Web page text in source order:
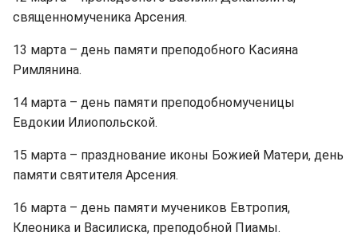
священномученика Арсения.
13 марта – день памяти преподобного Касияна
Римлянина.
14 марта – день памяти преподобномученицы
Евдокии Илиопольской.
15 марта – празднование иконы Божией Матери, день
памяти святителя Арсения.
16 марта – день памяти мучеников Евтропия,
Клеоника и Василиска, преподобной Пиамы.